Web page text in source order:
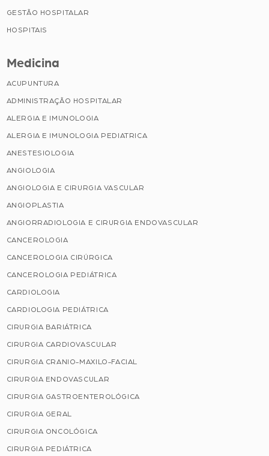
GESTÃO HOSPITALAR
HOSPITAIS
Medicina
ACUPUNTURA
ADMINISTRAÇÃO HOSPITALAR
ALERGIA E IMUNOLOGIA
ALERGIA E IMUNOLOGIA PEDIATRICA
ANESTESIOLOGIA
ANGIOLOGIA
ANGIOLOGIA E CIRURGIA VASCULAR
ANGIOPLASTIA
ANGIORRADIOLOGIA E CIRURGIA ENDOVASCULAR
CANCEROLOGIA
CANCEROLOGIA CIRÚRGICA
CANCEROLOGIA PEDIÁTRICA
CARDIOLOGIA
CARDIOLOGIA PEDIÁTRICA
CIRURGIA BARIÁTRICA
CIRURGIA CARDIOVASCULAR
CIRURGIA CRANIO-MAXILO-FACIAL
CIRURGIA ENDOVASCULAR
CIRURGIA GASTROENTEROLÓGICA
CIRURGIA GERAL
CIRURGIA ONCOLÓGICA
CIRURGIA PEDIÁTRICA